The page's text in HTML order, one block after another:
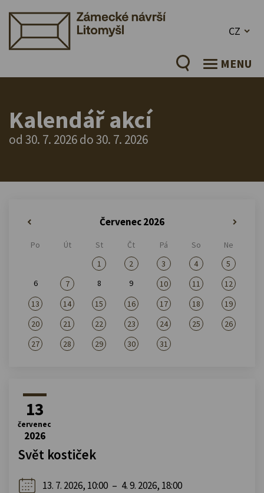
CZ
MENU
Kalendář akcí
od 30. 7. 2026 do 30. 7. 2026
Červenec 2026
Po Út St Čt Pá So
Ne
1
2 3 4
5
6
7 8 9 10 11
12
13
14 15 16 17 18
19
20
21 22 23 24 25
26
27
28 29 30 31
13
červenec
2026
Svět kostiček
13. 7. 2026, 10:00 – 4. 9. 2026, 18:00